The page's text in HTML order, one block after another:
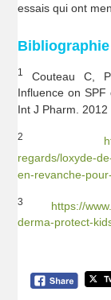
essais qui ont
Bibliographie
1
Couteau C,
Influence on
Int J Pharm.
2
regards/loxyde-
en-revanche-
3
https://
derma-protect-